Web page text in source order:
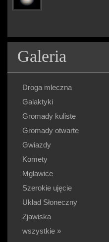
Galeria
Droga mleczna
Galaktyki
Gromady kuliste
Gromady otwarte
Gwiazdy
Komety
Mgławice
Szerokie ujęcie
Układ Słoneczny
Zjawiska
wszystkie »